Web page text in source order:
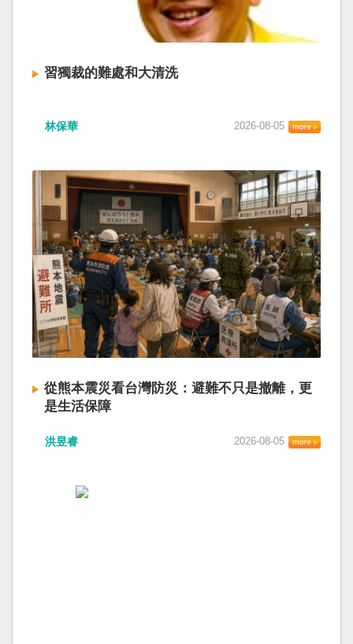
習獨裁的難處和大清洗
林保華 2026-08-05
從熊本震災看台灣防災：避難不只是撤離，更
是生活保障
洪昱睿 2026-08-05